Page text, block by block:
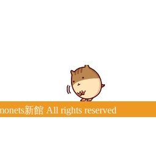
新館 All rights reserved